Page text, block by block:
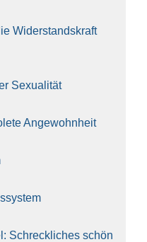
Wider­stands­kraft
Sexua­li­tät
An‍ge‍wohn‍heit
Schreck­li­ches schön